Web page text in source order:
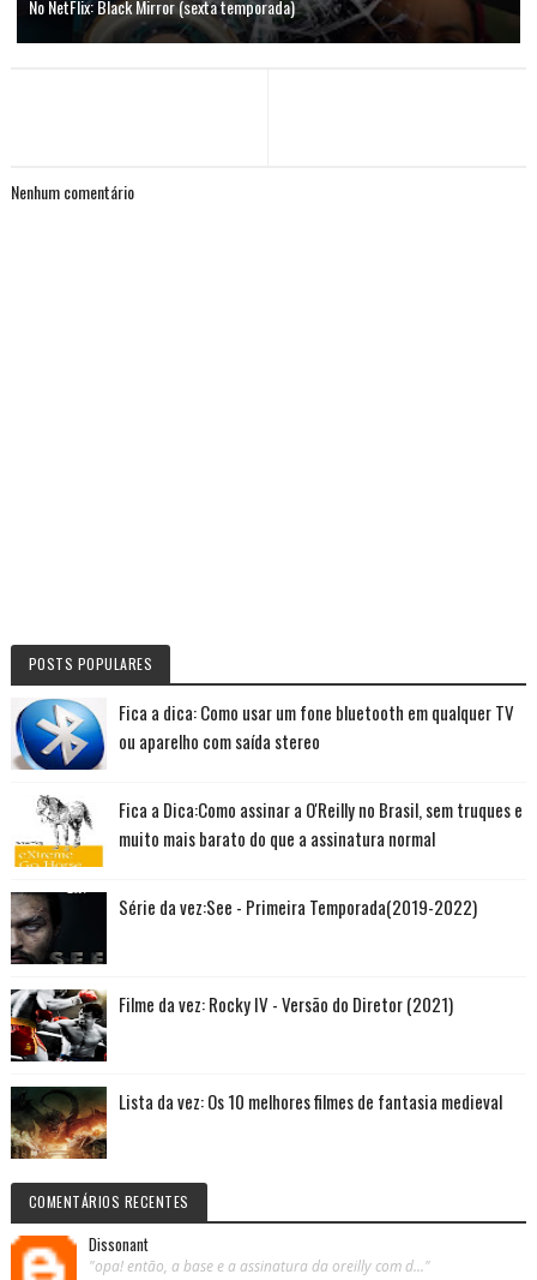
No NetFlix: Black Mirror (sexta temporada)
Nenhum comentário
POSTS POPULARES
Fica a dica: Como usar um fone bluetooth em qualquer TV
ou aparelho com saída stereo
Fica a Dica:Como assinar a O'Reilly no Brasil, sem truques e
muito mais barato do que a assinatura normal
Série da vez:See - Primeira Temporada(2019-2022)
Filme da vez: Rocky IV - Versão do Diretor (2021)
Lista da vez: Os 10 melhores filmes de fantasia medieval
COMENTÁRIOS RECENTES
Dissonant
"opa! então, a base e a assinatura da oreilly com d..."